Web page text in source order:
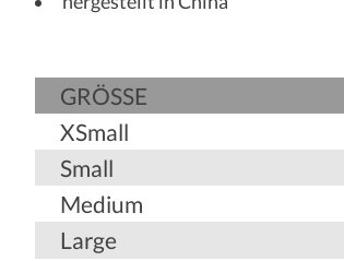
GRÖSSE
XSmall
Small
Medium
Large